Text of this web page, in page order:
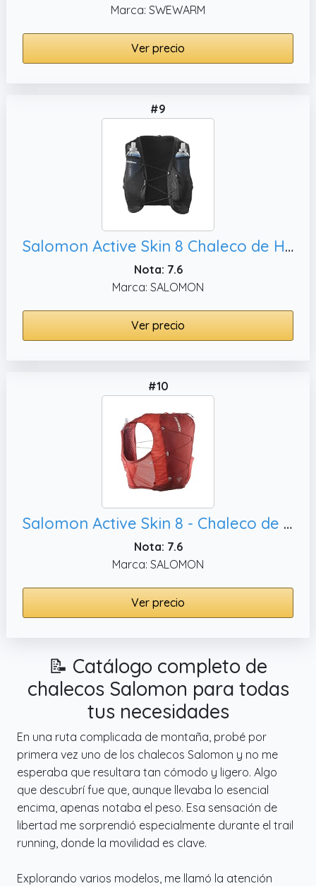
Marca: SWEWARM
Ver precio
#9
Salomon Active Skin 8 Chaleco de Hidratación Trail Running Senderismo Trail Running Senderismo MTB Unisexo con frascos de hidratación incluidos, L
Nota: 7.6
Marca: SALOMON
Ver precio
#10
Salomon Active Skin 8 - Chaleco de hidratación para correr con petacas incluidas, XL
Nota: 7.6
Marca: SALOMON
Ver precio
📝 Catálogo completo de
chalecos Salomon para todas
tus necesidades
En una ruta complicada de montaña, probé por
primera vez uno de los chalecos Salomon y no me
esperaba que resultara tan cómodo y ligero. Algo
que descubrí fue que, aunque llevaba lo esencial
encima, apenas notaba el peso. Esa sensación de
libertad me sorprendió especialmente durante el trail
running, donde la movilidad es clave.
Explorando varios modelos, me llamó la atención